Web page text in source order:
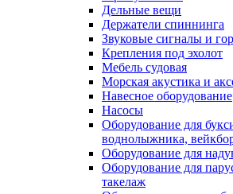
Дельные вещи
Держатели спиннинга
Звуковые сигналы и
Крепления под эхолот
Мебель судовая
Морская акустика и
Навесное оборудование
Насосы
Оборудование для
воднолыжника,
Оборудование для
Оборудование для
такелаж